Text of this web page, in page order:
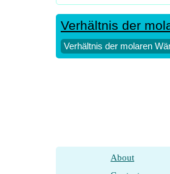
Verhältnis der
Verhältnis der molaren
About